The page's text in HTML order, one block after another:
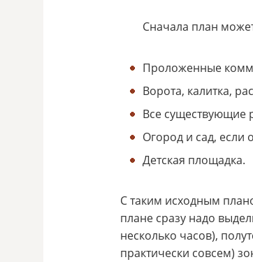
Сначала план
Проложенные
Ворота, калитка,
Все существующие
Огород и сад, если
Детская площадка.
С таким исходным
плане сразу надо
несколько часов),
практически совсем)